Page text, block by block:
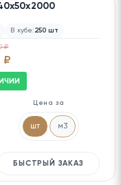
В кубе: 250 шт
₽
₽
Цена за
шт м3
БЫСТРЫЙ ЗАКАЗ